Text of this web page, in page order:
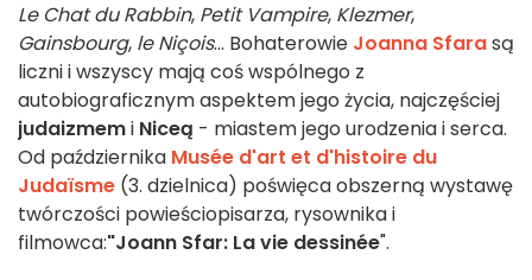
Le Chat du Rabbin, Petit Vampire, Klezmer,
Gainsbourg, le Niçois... Bohaterowie Joanna Sfarasą
liczni i wszyscy mają coś wspólnego z
autobiograficznym aspektem jego życia, najczęściej
judaizmemi Niceą - miastem jego urodzenia i serca.
Od października Musée d'art et d'histoire du
Judaïsme (3. dzielnica) poświęca obszerną wystawę
twórczości powieściopisarza, rysownika i
filmowca:"Joann Sfar: La vie dessinée".